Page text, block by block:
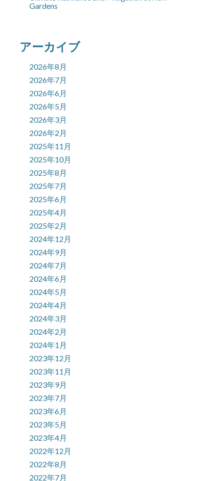
Gardens
アーカイブ
2026年8月
2026年7月
2026年6月
2026年5月
2026年3月
2026年2月
2025年11月
2025年10月
2025年8月
2025年7月
2025年6月
2025年4月
2025年2月
2024年12月
2024年9月
2024年7月
2024年6月
2024年5月
2024年4月
2024年3月
2024年2月
2024年1月
2023年12月
2023年11月
2023年9月
2023年7月
2023年6月
2023年5月
2023年4月
2022年12月
2022年8月
2022年7月